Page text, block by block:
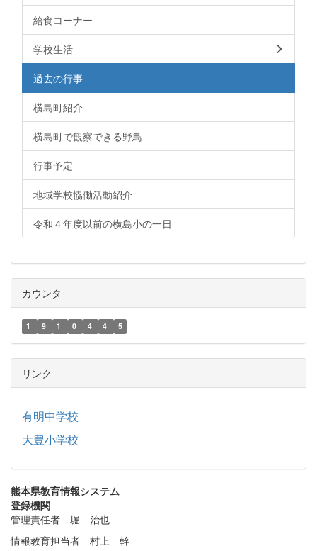
給食コーナー
学校生活
過去の行事
横島町紹介
横島町で観察できる野鳥
行事予定
地域学校協働活動紹介
令和４年度以前の横島小の一日
カウンタ
1 9 1 0 4 4 5
リンク
有明中学校
大豊小学校
熊本県教育情報システム
登録機関
管理責任者 堀 治也
情報教育担当者 村上 幹